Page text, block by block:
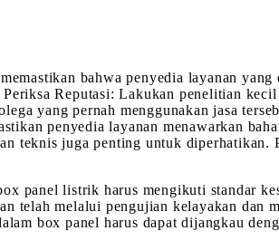
bahwa penyedia layanan
Reputasi: Lakukan penelitian
yang pernah menggunakan jasa
penyedia layanan menawarkan
teknis juga penting untuk diperhatikan.
panel listrik harus mengikuti standar
telah melalui pengujian kelayakan dan
box panel harus dapat dijangkau